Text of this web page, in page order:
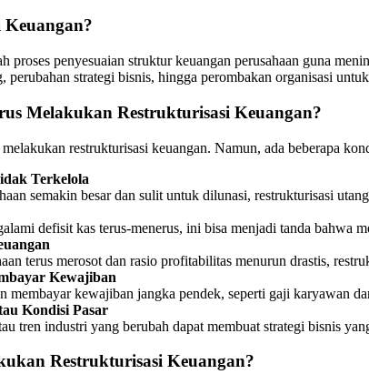
proses penyesuaian struktur keuangan perusahaan guna
perubahan strategi bisnis, hingga perombakan organisasi
Melakukan Restrukturisasi Keuangan?
restrukturisasi keuangan. Namun, ada beberapa
Terkelola
semakin besar dan sulit untuk dilunasi, restrukturisasi
defisit kas terus-menerus, ini bisa menjadi tanda bahwa
terus merosot dan rasio profitabilitas menurun drastis,
Kewajiban
membayar kewajiban jangka pendek, seperti gaji karyawan
Kondisi Pasar
tren industri yang berubah dapat membuat strategi bisnis
Restrukturisasi Keuangan?